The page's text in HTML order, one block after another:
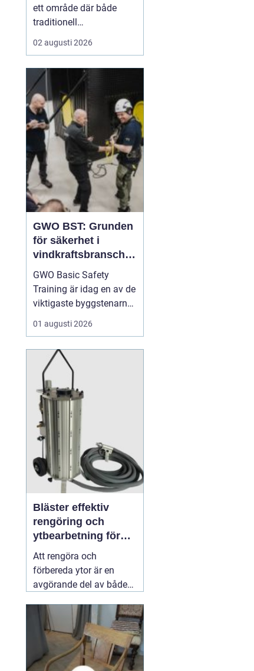
ett område där både
traditionell
verkstadsindustri och
moderna
möts. I takt med att
kraven på hållbara
lösningar och hög
produktionssäkerhet ö...
02 augusti 2026
GWO BST: Grunden
för säkerhet i
vindkraftsbransche
n
GWO Basic Safety
Training är idag en av de
viktigaste byggstenarna
för alla som vill arbeta
professionellt inom
skapar en gemensam
säkerhetsnivå i en
bransch där jobbet ofta
sker långt frå...
01 augusti 2026
Bläster effektiv
rengöring och
ytbearbetning för
proffs och
hantverkare
Att rengöra och
förbereda ytor är en
avgörande del av både
renovering. Färg, rost,
smuts och gamla
beläggningar gör att
material åldras snabbare